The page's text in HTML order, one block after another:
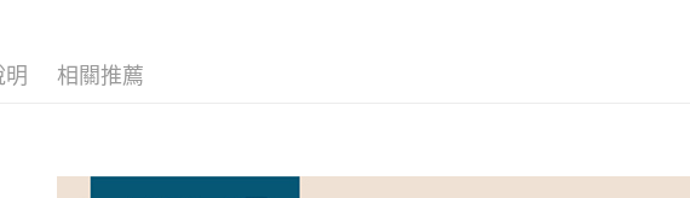
明 相關推薦